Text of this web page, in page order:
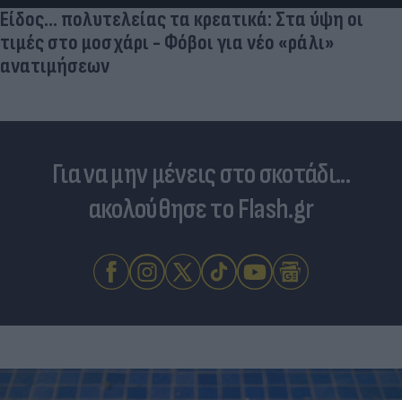
Είδος... πολυτελείας τα κρεατικά: Στα ύψη οι
τιμές στο μοσχάρι - Φόβοι για νέο «ράλι»
ανατιμήσεων
Για να μην μένεις στο σκοτάδι...
ακολούθησε το Flash.gr